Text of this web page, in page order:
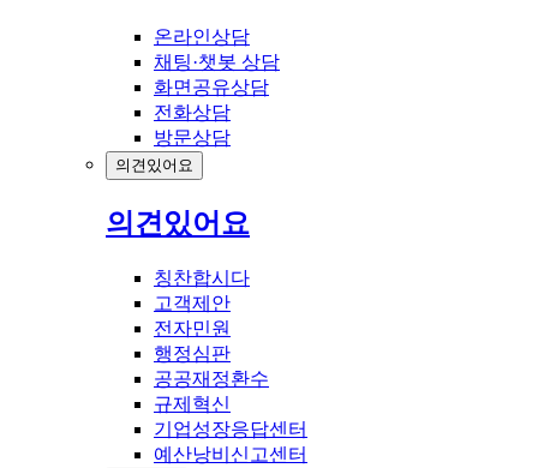
온라인상담
채팅·챗봇 상담
화면공유상담
전화상담
방문상담
의견있어요
의견있어요
칭찬합시다
고객제안
전자민원
행정심판
공공재정환수
규제혁신
기업성장응답센터
예산낭비신고센터